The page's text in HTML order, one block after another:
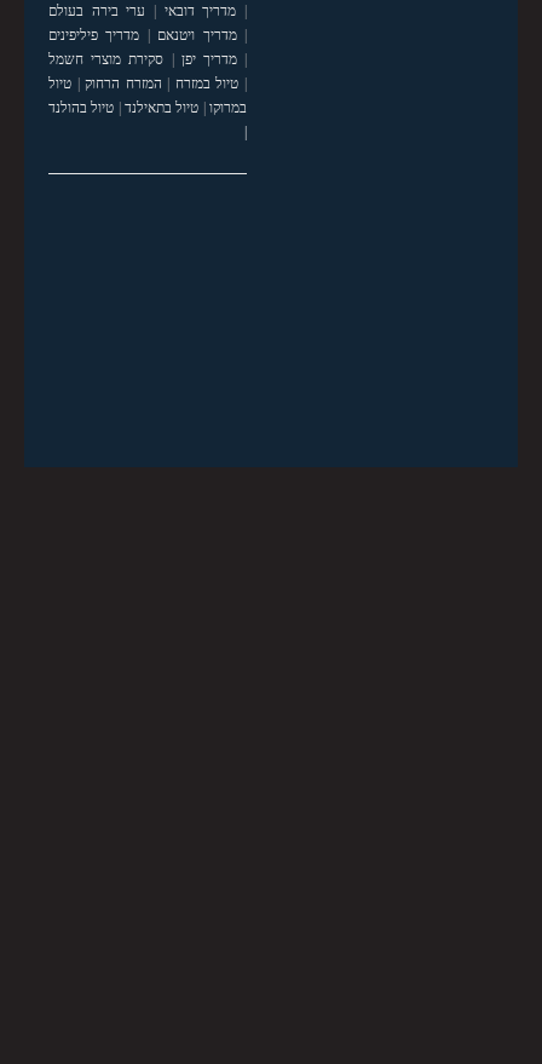
| מדריך דובאי | ערי בירה בעולם
|מדריך ויטנאם | מדריך פיליפינים
|מדריך יפן | סקירת מוצרי חשמל
| טיול במזרח | המזרח הרחוק| טיול
במרוקו| טיול בתאילנד| טיול בהולנד
|